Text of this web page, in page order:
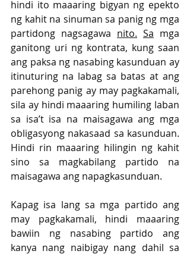
hindi ito maaaring bigyan ng epekto
ng kahit na sinuman sa panig ng mga
partidong nagsagawa nito. Sa mga
ganitong uri ng kontrata, kung saan
ang paksa ng nasabing kasunduan ay
itinuturing na labag sa batas at ang
parehong panig ay may pagkakamali,
sila ay hindi maaaring humiling laban
sa isa’t isa na maisagawa ang mga
obligasyong nakasaad sa kasunduan.
Hindi rin maaaring hilingin ng kahit
sino sa magkabilang partido na
maisagawa ang napagkasunduan.
Kapag isa lang sa mga partido ang
may pagkakamali, hindi maaaring
bawiin ng nasabing partido ang
kanya nang naibigay nang dahil sa